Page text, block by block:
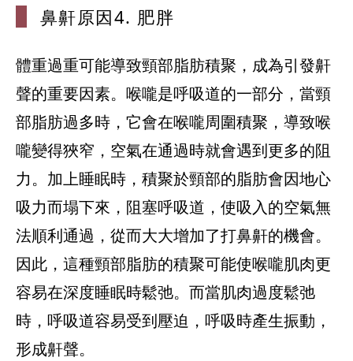
鼻鼾原因4. 肥胖
體重過重可能導致頸部脂肪積聚，成為引發鼾
聲的重要因素。喉嚨是呼吸道的一部分，當頸
部脂肪過多時，它會在喉嚨周圍積聚，導致喉
嚨變得狹窄，空氣在通過時就會遇到更多的阻
力。加上睡眠時，積聚於頸部的脂肪會因地心
吸力而塌下來，阻塞呼吸道，使吸入的空氣無
法順利通過，從而大大增加了打鼻鼾的機會。
因此，這種頸部脂肪的積聚可能使喉嚨肌肉更
容易在深度睡眠時鬆弛。而當肌肉過度鬆弛
時，呼吸道容易受到壓迫，呼吸時產生振動，
形成鼾聲。